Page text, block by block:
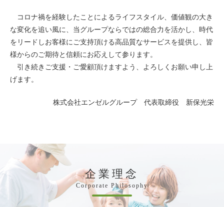
コロナ禍を経験したことによるライフスタイル、価値観の大き
な変化を追い風に、当グループならではの総合力を活かし、時代
をリードしお客様にご支持頂ける高品質なサービスを提供し、皆
様からのご期待と信頼にお応えして参ります。
引き続きご支援・ご愛顧頂けますよう、よろしくお願い申し上
げます。
株式会社エンゼルグループ 代表取締役 新保光栄
企業理念
Corporate Philosophy